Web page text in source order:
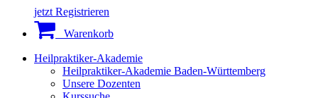
jetzt Registrieren
Warenkorb
Heilpraktiker-Akademie
Heilpraktiker-Akademie Baden-Württemberg
Unsere Dozenten